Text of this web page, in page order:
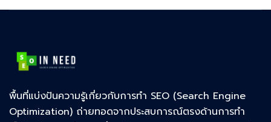
พื้นที่แบ่งปันความรู้เกี่ยวกับการทำ SEO (Search Engine
Optimization) ถ่ายทอดจากประสบการณ์ตรงด้านการทำ